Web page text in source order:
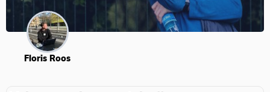
Floris Roos